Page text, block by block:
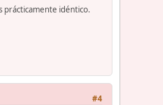
prácticamente idéntico.
#4